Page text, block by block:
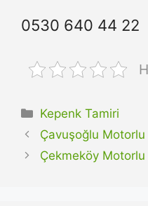
0530 640 44 22
Kategoriler
Kepenk Tamiri
Çavuşoğlu
Çekmeköy